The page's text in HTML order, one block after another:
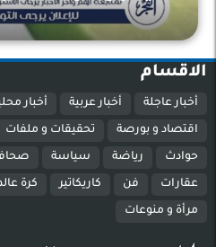
اخبار عالمية
الاقسام
أخبار عاجلة أخبار عربية أخبار
اقتصاد و بورصة تحقيقات و ملفات
حوادث رياضة سياسة
عقارات فن كاريكاتير كرة
مرأة و منوعات